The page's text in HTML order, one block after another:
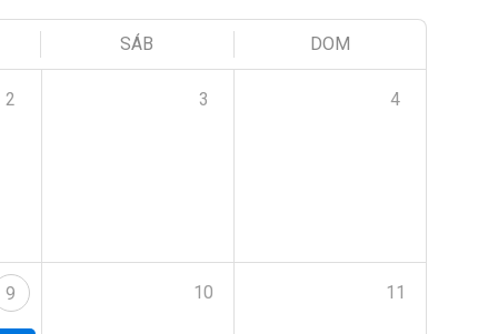
SÁB DOM
2 3 4
9 10 11